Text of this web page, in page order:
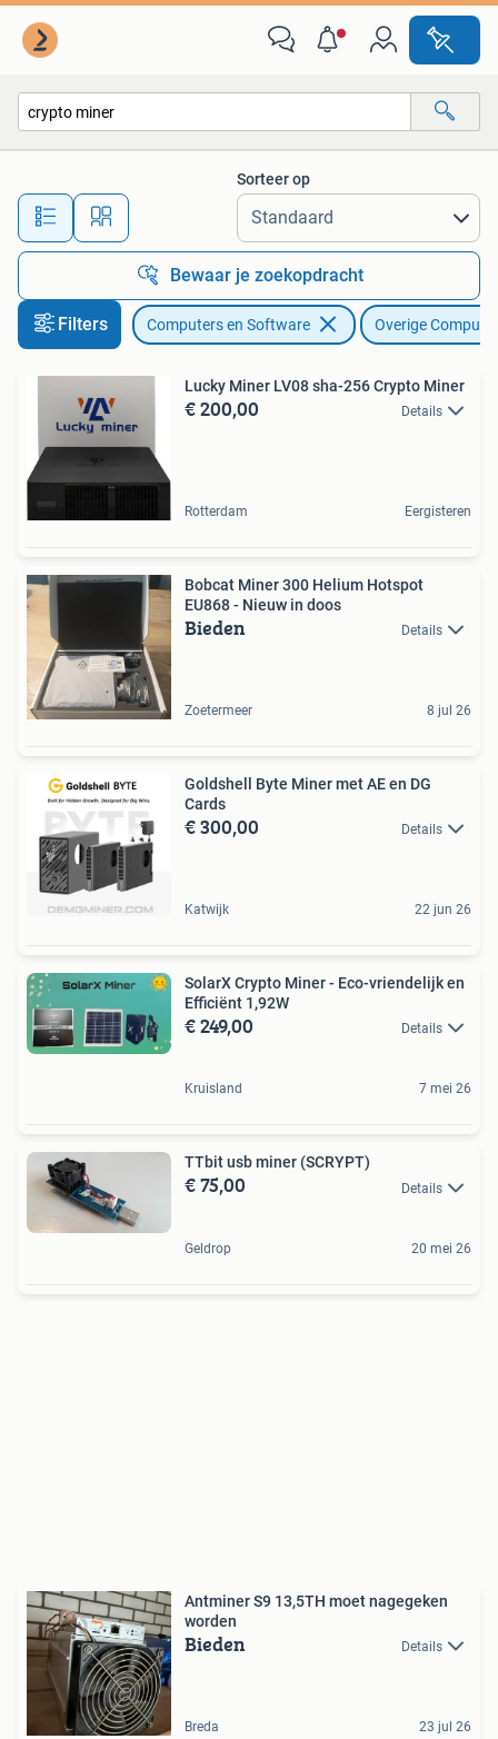
Alle afstanden…
Sorteer op
Bewaar je zoekopdracht
Filters Computers en Software Overige
Lucky Miner LV08 sha-256 Crypto Miner
€ 200,00 Details
Rotterdam Eergisteren
Bobcat Miner 300 Helium Hotspot
EU868 - Nieuw in doos
Bieden Details
Zoetermeer 8 jul 26
Goldshell Byte Miner met AE en DG
Cards
€ 300,00 Details
Katwijk 22 jun 26
SolarX Crypto Miner - Eco-vriendelijk en
Efficiënt 1,92W
€ 249,00 Details
Kruisland 7 mei 26
TTbit usb miner (SCRYPT)
€ 75,00 Details
Geldrop 20 mei 26
Antminer S9 13,5TH moet nagegeken
worden
Bieden Details
Breda 23 jul 26